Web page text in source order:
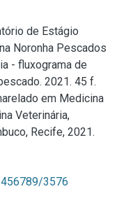
de Estágio
Noronha Pescados
- fluxograma de
2021. 45 f.
em Medicina
Veterinária,
Recife, 2021.
3576